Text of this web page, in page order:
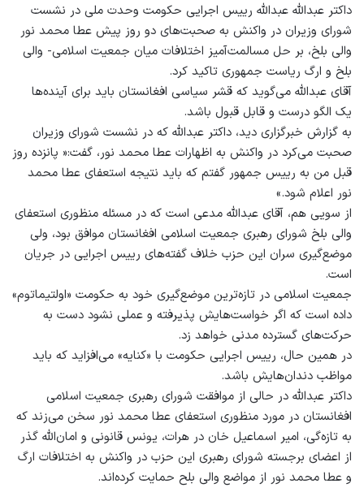
داکتر عبدالله عبدالله رییس اجرایی حکومت وحدت ملی در نشست
شورای وزیران در واکنش به صحبت‌های دو روز پیش عطا محمد نور
والی بلخ، بر حل مسالمت‌آمیز اختلافات میان جمعیت اسلامی- والی
بلخ و ارگ ریاست جمهوری تاکید کرد.
آقای عبدالله می‌گوید که قشر سیاسی افغانستان باید برای آینده‌ها
یک الگو درست و قابل قبول باشد.
به گزارش خبرگزاری دید، داکتر عبدالله که در نشست شورای وزیران
صحبت می‌کرد در واکنش به اظهارات عطا محمد نور، گفت:« پانزده روز
قبل من به رییس جمهور گفتم که باید نتیجه استعفای عطا محمد
نور اعلام شود.»
از سویی هم، آقای عبدالله مدعی است که در مسئله منظوری استعفای
والی بلخ شورای رهبری جمعیت اسلامی افغانستان موافق بود، ولی
موضع‌گیری سران این حزب خلاف گفته‌های رییس اجرایی در جریان
است.
جمعیت اسلامی در تازه‌ترین موضع‌گیری خود به حکومت «اولتیماتوم»
داده است که اگر خواست‌هایش پذیرفته و عملی نشود دست به
حرکت‌های گسترده مدنی خواهد زد.
در همین حال، رییس اجرایی حکومت با «کنایه» می‌افزاید که باید
مواظب دندان‌هایش باشد.
داکتر عبدالله در حالی از موافقت شورای رهبری جمعیت اسلامی
افغانستان در مورد منظوری استعفای عطا محمد نور سخن می‌زند که
به تازه‌گی، امیر اسماعیل خان در هرات، یونس قانونی و امان‌الله گذر
از اعضای برجسته شورای رهبری این حزب در واکنش به اختلافات ارگ
و عطا محمد نور از مواضع والی بلح حمایت کرده‌اند.